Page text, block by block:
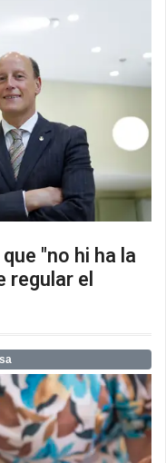
"no hi ha la
regular el